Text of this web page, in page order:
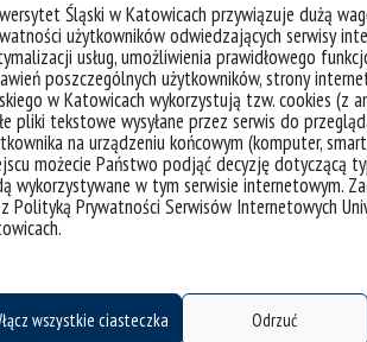
Śląski w Katowicach przywiązuje dużą
użytkowników odwiedzających serwisy
usług, umożliwienia prawidłowego
poszczególnych użytkowników, strony
w Katowicach wykorzystują tzw. cookies (z
pliki tekstowe wysyłane przez serwis do
na urządzeniu końcowym (komputer,
możecie Państwo podjąć decyzję dotyczącą
wykorzystywane w tym serwisie internetowym.
Polityką Prywatności Serwisów Internetowych
wszystkie ciasteczka Odrzuć
archiwum